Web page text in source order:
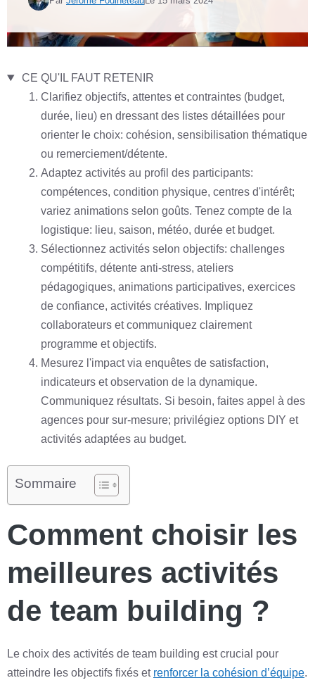
CE QU'IL FAUT RETENIR
Clarifiez objectifs, attentes et contraintes (budget,
durée, lieu) en dressant des listes détaillées pour
orienter le choix: cohésion, sensibilisation thématique
ou remerciement/détente.
Adaptez activités au profil des participants:
compétences, condition physique, centres d'intérêt;
variez animations selon goûts. Tenez compte de la
logistique: lieu, saison, météo, durée et budget.
Sélectionnez activités selon objectifs: challenges
compétitifs, détente anti-stress, ateliers
pédagogiques, animations participatives, exercices
de confiance, activités créatives. Impliquez
collaborateurs et communiquez clairement
programme et objectifs.
Mesurez l'impact via enquêtes de satisfaction,
indicateurs et observation de la dynamique.
Communiquez résultats. Si besoin, faites appel à des
agences pour sur-mesure; privilégiez options DIY et
activités adaptées au budget.
Sommaire
Comment choisir les
meilleures activités
de team building ?
Le choix des activités de team building est crucial pour
atteindre les objectifs fixés et renforcer la cohésion d’équipe.